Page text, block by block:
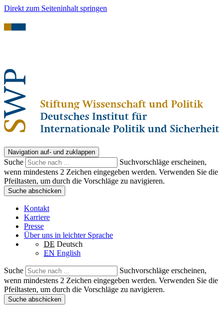
Direkt zum Seiteninhalt springen
Navigation auf- und zuklappen
Suche
Suchvorschläge erscheinen,
wenn mindestens 2 Zeichen eingegeben werden. Verwenden Sie die
Pfeiltasten, um durch die Vorschläge zu navigieren.
Suche abschicken
Kontakt
Karriere
Presse
Über uns in leichter Sprache
DE Deutsch
EN English
Suche
Suchvorschläge erscheinen,
wenn mindestens 2 Zeichen eingegeben werden. Verwenden Sie die
Pfeiltasten, um durch die Vorschläge zu navigieren.
Suche abschicken